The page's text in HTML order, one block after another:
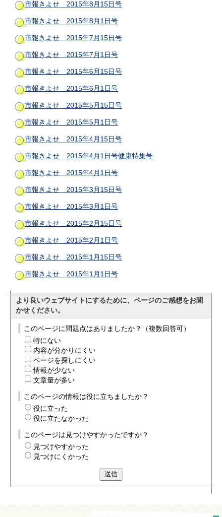
市報きよせ 2015年8月15日号
市報きよせ 2015年8月1日号
市報きよせ 2015年7月15日号
市報きよせ 2015年7月1日号
市報きよせ 2015年6月15日号
市報きよせ 2015年6月1日号
市報きよせ 2015年5月15日号
市報きよせ 2015年5月1日号
市報きよせ 2015年4月15日号
市報きよせ 2015年4月1日号健康特集号
市報きよせ 2015年4月1日号
市報きよせ 2015年3月15日号
市報きよせ 2015年3月1日号
市報きよせ 2015年2月15日号
市報きよせ 2015年2月1日号
市報きよせ 2015年1月15日号
市報きよせ 2015年1月1日号
より良いウェブサイトにするために、ページのご感想をお聞
かせください。
このページに問題点はありましたか？（複数回答可）
特にない
内容が分かりにくい
ページを探しにくい
情報が少ない
文章量が多い
このページの情報は役に立ちましたか？
役に立った
役に立たなかった
このページは見つけやすかったですか？
見つけやすかった
見つけにくかった
送信